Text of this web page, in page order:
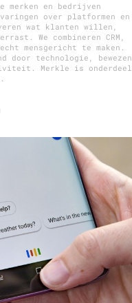
merken en bedrijven
over platformen en
wat klanten willen,
We combineren CRM,
mensgericht te maken.
door technologie, bewezen
Merkle is onderdeel